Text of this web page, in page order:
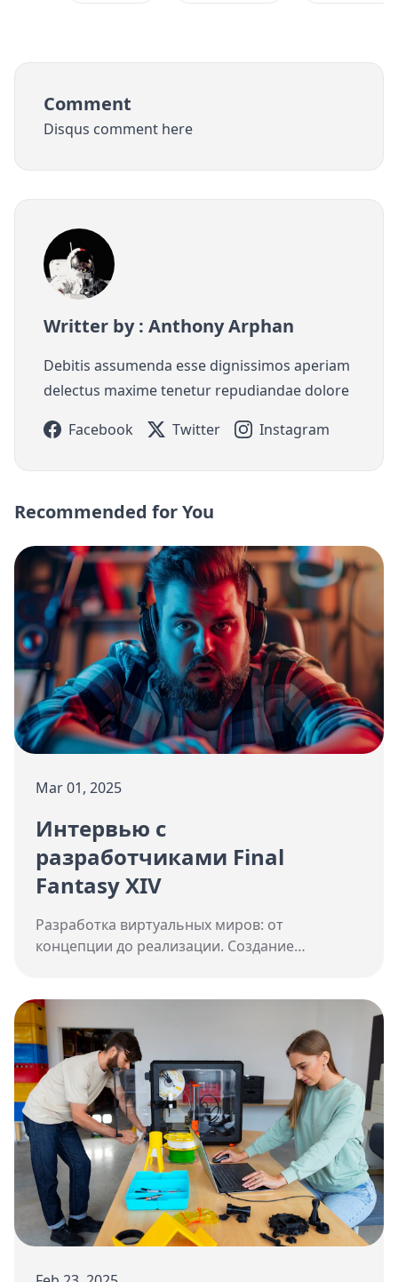
Comment
Disqus comment here
Writter by : Anthony Arphan
Debitis assumenda esse dignissimos aperiam
delectus maxime tenetur repudiandae dolore
Facebook
Twitter Instagram
Recommended for You
Mar 01, 2025
Интервью с
разработчиками Final
Fantasy XIV
Разработка виртуальных миров: от
концепции до реализации. Создание
инновационных подходов.